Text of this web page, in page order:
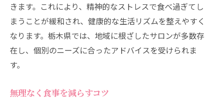
きます。これにより、精神的なストレスで食べ過ぎてし
まうことが緩和され、健康的な生活リズムを整えやすく
なります。栃木県では、地域に根ざしたサロンが多数存
在し、個別のニーズに合ったアドバイスを受けられま
す。
無理なく食事を減らすコツ